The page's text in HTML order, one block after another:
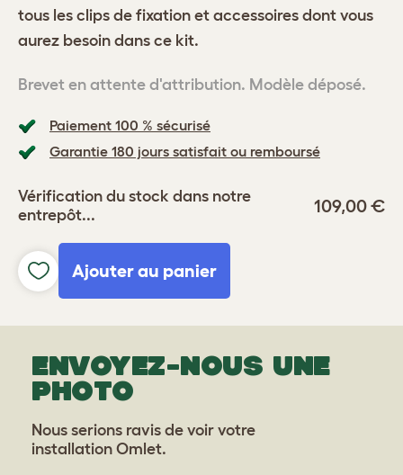
Paiement 100 % sécurisé
Garantie 180 jours satisfait ou remboursé
Vérification du stock dans notre
entrepôt...
109,00 €
Ajouter au panier
tous les clips de fixation et accessoires dont vous
aurez besoin dans ce kit.
Brevet en attente d'attribution. Modèle déposé.
ENVOYEZ-NOUS UNE
PHOTO
Nous serions ravis de voir votre
installation Omlet.